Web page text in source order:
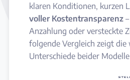
klaren Konditionen, kurzen
voller Kostentransparenz
Anzahlung oder versteckte
folgende Vergleich zeigt
Unterschiede beider